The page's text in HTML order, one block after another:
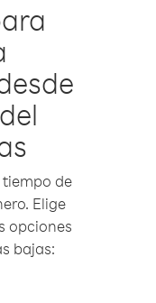
de
Elige
opciones
bajas: